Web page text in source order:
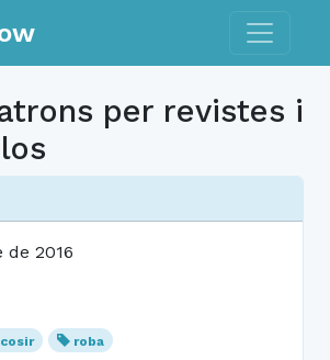
Toggle
per revistes i
2016
cosir roba